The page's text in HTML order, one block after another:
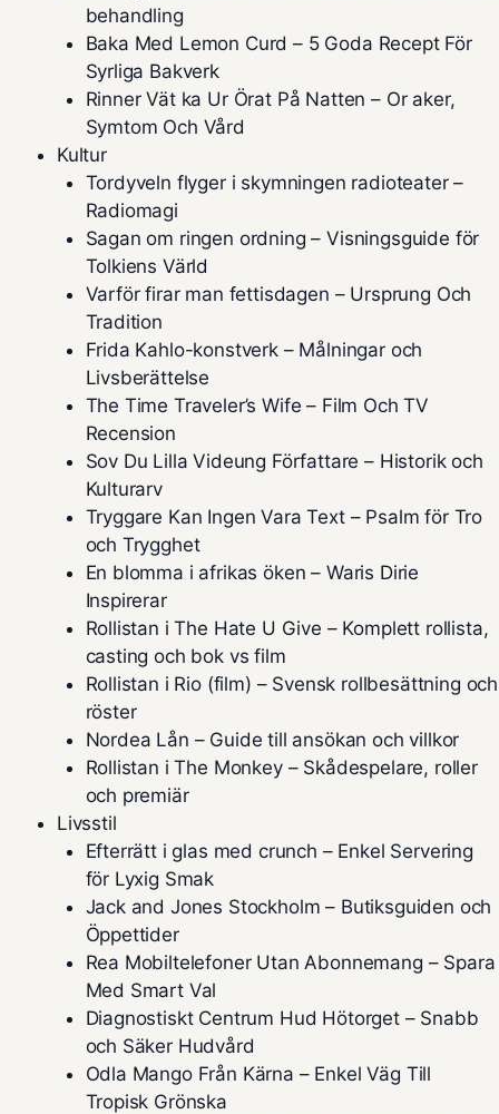
behandling
Baka Med Lemon Curd – 5 Goda Recept För
Syrliga Bakverk
Rinner Vät ka Ur Örat På Natten – Or aker,
Symtom Och Vård
Kultur
Tordyveln flyger i skymningen radioteater –
Radiomagi
Sagan om ringen ordning – Visningsguide för
Tolkiens Värld
Varför firar man fettisdagen – Ursprung Och
Tradition
Frida Kahlo-konstverk – Målningar och
Livsberättelse
The Time Traveler’s Wife – Film Och TV
Recension
Sov Du Lilla Videung Författare – Historik och
Kulturarv
Tryggare Kan Ingen Vara Text – Psalm för Tro
och Trygghet
En blomma i afrikas öken – Waris Dirie
Inspirerar
Rollistan i The Hate U Give – Komplett rollista,
casting och bok vs film
Rollistan i Rio (film) – Svensk rollbesättning och
röster
Nordea Lån – Guide till ansökan och villkor
Rollistan i The Monkey – Skådespelare, roller
och premiär
Livsstil
Efterrätt i glas med crunch – Enkel Servering
för Lyxig Smak
Jack and Jones Stockholm – Butiksguiden och
Öppettider
Rea Mobiltelefoner Utan Abonnemang – Spara
Med Smart Val
Diagnostiskt Centrum Hud Hötorget – Snabb
och Säker Hudvård
Odla Mango Från Kärna – Enkel Väg Till
Tropisk Grönska